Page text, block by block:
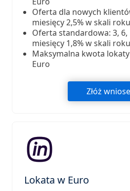
Oferta dla nowych
miesięcy 2,5% w skali roku
Oferta standardowa: 3, 6,
miesięcy 1,8% w skali roku
Maksymalna kwota
Euro
Złóż
Lokata w Euro